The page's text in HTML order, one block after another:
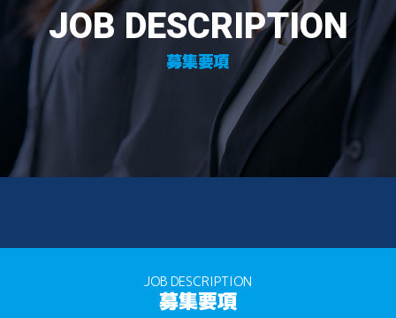
JOB DESCRIPTION
募集要項
JOB DESCRIPTION
募集要項